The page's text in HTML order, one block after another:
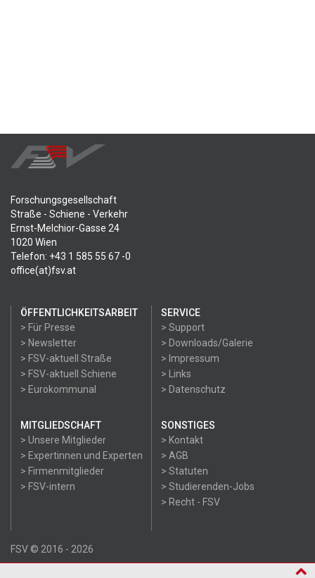
Forschungsgesellschaft
Straße - Schiene - Verkehr
Ernst-Melchior-Gasse 24
1020 Wien
Telefon: +43 1 585 55 67 -0
office(at)fsv.at
ÖFFENTLICHKEITSARBEIT
> Für Presse
> Newsletter
> FSV-aktuell Straße
> FSV-aktuell Schiene
> Eurokommunal
SERVICE
> Support
> Downloads/Galerie
> Impressum
> Links
> Datenschutz
MITGLIEDSCHAFT
> Unsere Mitglieder
> Expertinnen und Experten
> Firmenmitglieder
> FSV-intern
SONSTIGES
> Kontakt
> AGB
> Statuten
> Studierenden-Jobs
> Recht - FSV
FSV © 2016 - 2026